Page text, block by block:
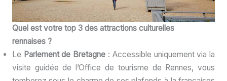
Quel est votre top 3 des attractions culturelles
rennaises ?
Le Parlement de Bretagne : Accessible uniquement via la
visite guidée de l’Office de tourisme de Rennes, vous